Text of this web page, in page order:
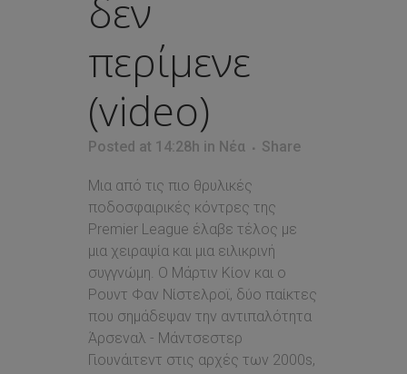
δεν
περίμενε
(video)
Posted at 14:28h in Νέα Share
Μια από τις πιο θρυλικές
ποδοσφαιρικές κόντρες της
Premier League έλαβε τέλος με
μια χειραψία και μια ειλικρινή
συγγνώμη. Ο Μάρτιν Κίον και ο
Ρουντ Φαν Νίστελροϊ, δύο παίκτες
που σημάδεψαν την αντιπαλότητα
Άρσεναλ - Μάντσεστερ
Γιουνάιτεντ στις αρχές των 2000s,